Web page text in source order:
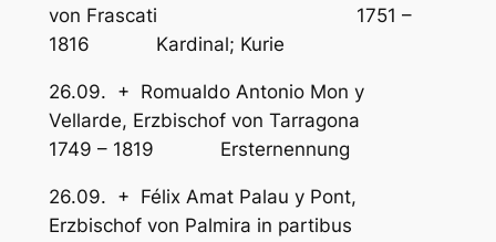
von Frascati 1751 –
1816 Kardinal; Kurie
26.09. + Romualdo Antonio Mon y
Vellarde, Erzbischof von Tarragona
1749 – 1819 Ersternennung
26.09. + Félix Amat Palau y Pont,
Erzbischof von Palmira in partibus